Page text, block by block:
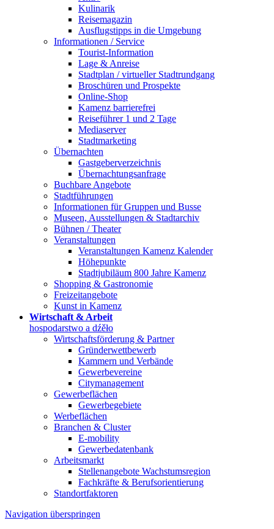
Kulinarik
Reisemagazin
Ausflugstipps in die Umgebung
Informationen / Service
Tourist-Information
Lage & Anreise
Stadtplan / virtueller Stadtrundgang
Broschüren und Prospekte
Online-Shop
Kamenz barrierefrei
Reiseführer 1 und 2 Tage
Mediaserver
Stadtmarketing
Übernachten
Gastgeberverzeichnis
Übernachtungsanfrage
Buchbare Angebote
Stadtführungen
Informationen für Gruppen und Busse
Museen, Ausstellungen & Stadtarchiv
Bühnen / Theater
Veranstaltungen
Veranstaltungen Kamenz Kalender
Höhepunkte
Stadtjubiläum 800 Jahre Kamenz
Shopping & Gastronomie
Freizeitangebote
Kunst in Kamenz
Wirtschaft & Arbeit
hospodarstwo a dźěło
Wirtschaftsförderung & Partner
Gründerwettbewerb
Kammern und Verbände
Gewerbevereine
Citymanagement
Gewerbeflächen
Gewerbegebiete
Werbeflächen
Branchen & Cluster
E-mobility
Gewerbedatenbank
Arbeitsmarkt
Stellenangebote Wachstumsregion
Fachkräfte & Berufsorientierung
Standortfaktoren
Navigation überspringen